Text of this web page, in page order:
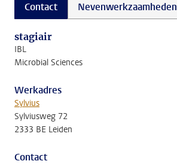
Contact Nevenwerkzaamheden
stagiair
IBL
Microbial Sciences
Werkadres
Sylvius
Sylviusweg 72
2333 BE Leiden
Contact